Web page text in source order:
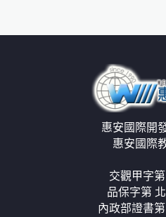
惠安國際開
惠安國際
交觀甲字
品保字第
內政部證書